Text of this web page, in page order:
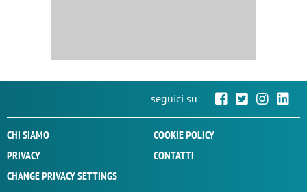
seguici su
CHI SIAMO
COOKIE POLICY
PRIVACY
CONTATTI
CHANGE PRIVACY SETTINGS